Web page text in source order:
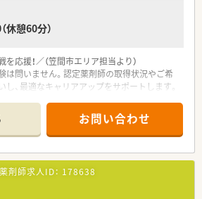
休憩60分）
応援！／（笠間市エリア担当より）
は問いません。認定薬剤師の取得状況やご希
、最適なキャリアアップをサポートします。
況について】
8分ほどの場所にあり、地域に密着した内科・
方箋をメインに応需しています。
は40枚程度と比較的落ち着いており、患者様
に向き合える環境が整っています。
設と個人宅の在宅医療にも対応しており、地
医療サービスを提供しています。
お問い合わせ
薬剤師求人ID： 178638